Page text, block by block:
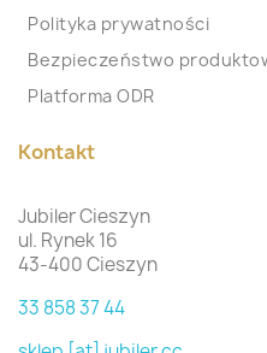
Polityka prywatności
Bezpieczeństwo
Platforma ODR
Kontakt
Jubiler Cieszyn
ul. Rynek 16
43-400 Cieszyn
33 858 37 44